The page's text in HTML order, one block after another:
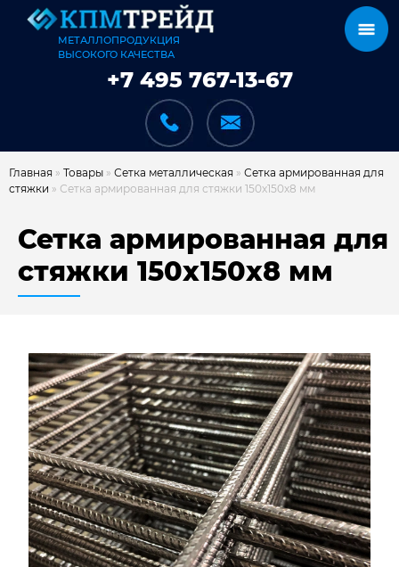
МЕТАЛЛОПРОДУКЦИЯ
ВЫСОКОГО КАЧЕСТВА
+7 495 767-13-67
КАК МЫ РАБОТАЕМ
ДОСТАВКА И ОПЛАТА
НАШИ ОБЪЕКТЫ
ОТЗЫВЫ
О НАС
БЛОГ
Главная » Товары » Сетка металлическая » Сетка армированная для
стяжки » Сетка армированная для стяжки 150х150х8 мм
Сетка армированная для
стяжки 150х150х8 мм